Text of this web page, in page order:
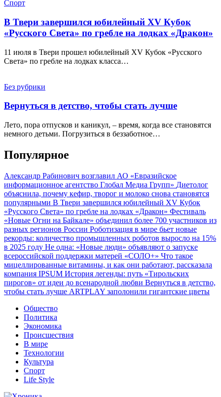
Спорт
В Твери завершился юбилейный XV Кубок
«Русского Света» по гребле на лодках «Дракон»
11 июля в Твери прошел юбилейный XV Кубок «Русского
Света» по гребле на лодках класса…
Без рубрики
Вернуться в детство, чтобы стать лучше
Лето, пора отпусков и каникул, – время, когда все становятся
немного детьми. Погрузиться в беззаботное…
Популярное
Александр Рабинович возглавил АО «Евразийское
информационное агентство Глобал Медиа Групп» Диетолог
объяснила, почему кефир, творог и молоко снова становятся
популярными В Твери завершился юбилейный XV Кубок
«Русского Света» по гребле на лодках «Дракон» Фестиваль
«Новые Огни на Байкале» объединил более 700 участников из
разных регионов России Роботизация в мире бьет новые
рекорды: количество промышленных роботов выросло на 15%
в 2025 году Не одна: «Новые люди» объявляют о запуске
всероссийской поддержки матерей «СОЛО+» Что такое
мицеллированные витамины, и как они работают, рассказала
компания IPSUM История легенды: путь «Тирольских
пирогов» от идеи до всенародной любви Вернуться в детство,
чтобы стать лучше ARTPLAY заполонили гигантские цветы
Общество
Политика
Экономика
Происшествия
В мире
Технологии
Культура
Спорт
Life Style